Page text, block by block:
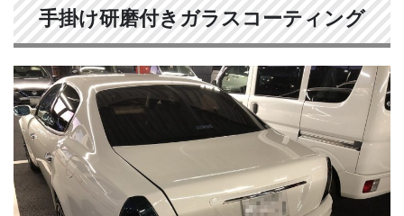
手掛け研磨付きガラスコーティング